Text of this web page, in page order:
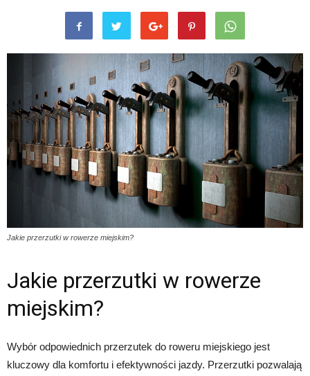
Jakie przerzutki w rowerze miejskim?
Jakie przerzutki w rowerze
miejskim?
Wybór odpowiednich przerzutek do roweru miejskiego jest
kluczowy dla komfortu i efektywności jazdy. Przerzutki pozwalają